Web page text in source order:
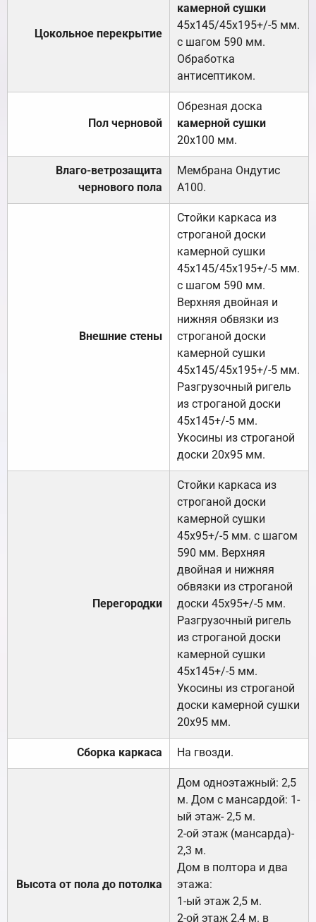
Цокольное перекрытие
камерной сушки
45х145/45х195+/-5 мм.
с шагом 590 мм.
Обработка
антисептиком.
Пол черновой
Обрезная доска
камерной сушки
20х100 мм.
Влаго-ветрозащита
чернового пола
Мембрана Ондутис
А100.
Внешние стены
Стойки каркаса из
строганой доски
камерной сушки
45х145/45х195+/-5 мм.
с шагом 590 мм.
Верхняя двойная и
нижняя обвязки из
строганой доски
камерной сушки
45х145/45х195+/-5 мм.
Разгрузочный ригель
из строганой доски
45х145+/-5 мм.
Укосины из строганой
доски 20х95 мм.
Перегородки
Стойки каркаса из
строганой доски
камерной сушки
45х95+/-5 мм. с шагом
590 мм. Верхняя
двойная и нижняя
обвязки из строганой
доски 45х95+/-5 мм.
Разгрузочный ригель
из строганой доски
камерной сушки
45х145+/-5 мм.
Укосины из строганой
доски камерной сушки
20х95 мм.
Сборка каркаса На гвозди.
Высота от пола до потолка
Дом одноэтажный: 2,5
м. Дом с мансардой: 1-
ый этаж- 2,5 м.
2-ой этаж (мансарда)-
2,3 м.
Дом в полтора и два
этажа:
1-ый этаж 2,5 м.
2-ой этаж 2,4 м. в